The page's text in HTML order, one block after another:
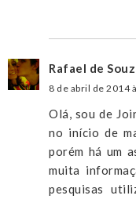
Rafael de
8 de abril de 2014
Olá, sou de
no início de
porém há um
muita
pesquisas